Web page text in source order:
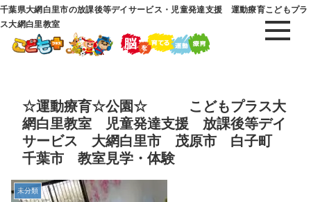
千葉県大網白里市の放課後等デイサービス・児童発達支援 運動療育こどもプラ
ス大網白里教室
☆運動療育☆公園☆ こどもプラス大
網白里教室 児童発達支援 放課後等デイ
サービス 大網白里市 茂原市 白子町
千葉市 教室見学・体験
未分類